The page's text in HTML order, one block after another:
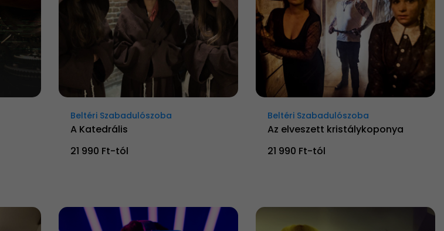
Beltéri Szabadulószoba
A Katedrális
21 990 Ft-tól
Beltéri Szabadulószoba
Az elveszett kristálykoponya
21 990 Ft-tól